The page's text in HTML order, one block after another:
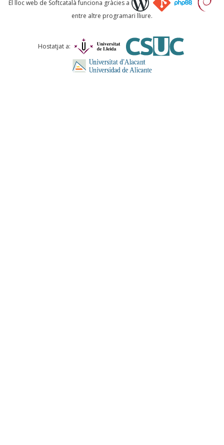
Comentari *
El lloc web de Softcatalà funciona gràcies a
entre altre programari lliure.
Hostatjat a: